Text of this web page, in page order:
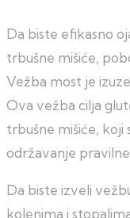
Da biste efikasno
trbušne mišiće,
Vežba most je
Ova vežba cilja
trbušne mišiće, koji
održavanje
Da biste izveli
kolenima i